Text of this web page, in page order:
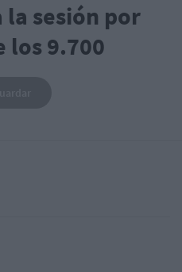
la sesión por
los 9.700